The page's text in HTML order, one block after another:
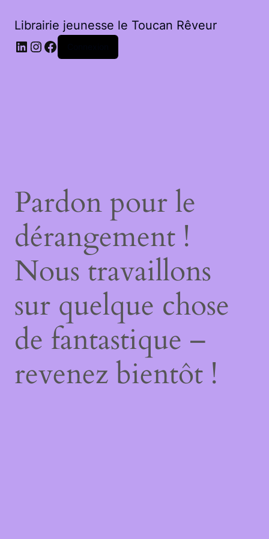
Librairie jeunesse le Toucan Rêveur
LinkedIn
Instagram
Facebook
Pardon pour le
dérangement !
Nous travaillons
sur quelque chose
de fantastique –
revenez bientôt !